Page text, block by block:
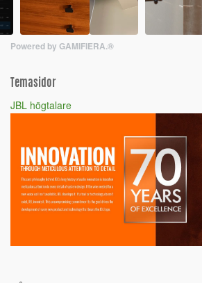
Powered by GAMIFIERA.®
Temasidor
JBL högtalare